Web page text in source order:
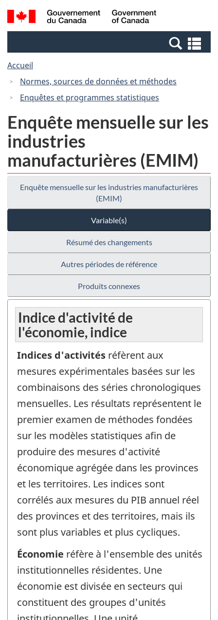
Passer
au
Passer
à
Canada
Recherche
et
et
Accueil
Normes, sources de données et méthodes
Enquêtes et programmes statistiques
Enquête mensuelle sur les
industries
manufacturières (EMIM)
Enquête mensuelle sur les industries manufacturières
(EMIM)
Variable(s)
Résumé des changements
Autres périodes de référence
Produits connexes
Indice d'activité de
l'économie, indice
Indices d'activités réfèrent aux
mesures expérimentales basées sur les
combinaisons des séries chronologiques
mensuelles. Les résultats représentent le
premier examen de méthodes fondées
sur les modèles statistiques afin de
produire des mesures d'activité
économique agrégée dans les provinces
et les territoires. Les indices sont
corrélés aux mesures du PIB annuel réel
des provinces et des territoires, mais ils
sont plus variables et plus cycliques.
Économie réfère à l'ensemble des unités
institutionnelles résidentes. Une
économie est divisée en secteurs qui
constituent des groupes d'unités